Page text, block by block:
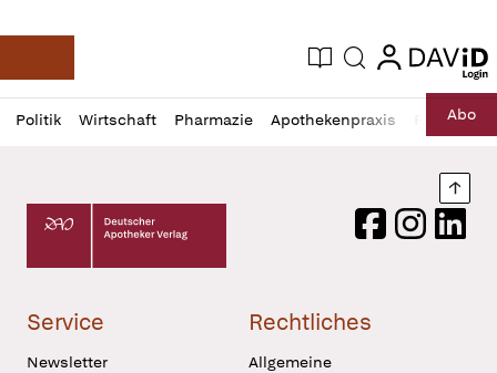
Deutsche Apotheker Zeitung
Aktuelle Ausgabe
Suche login
login
Politik Wirtschaft Pharmazie Apothekenpraxis RechtAbo
Profil
öffnen
Daz
Pur
Deutscher Apotheker Verlag Logo
FacebookInstagram
Service
Newsletter
Rechtliches
Allgemeine